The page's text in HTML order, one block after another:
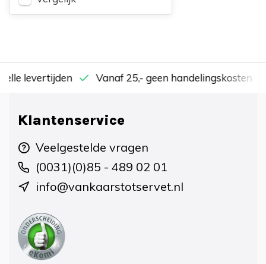
levertijden Vanaf 25,- geen handelingskosten
Klantenservice
Veelgestelde vragen
(0031)(0)85 - 489 02 01
info@vankaarstotservet.nl